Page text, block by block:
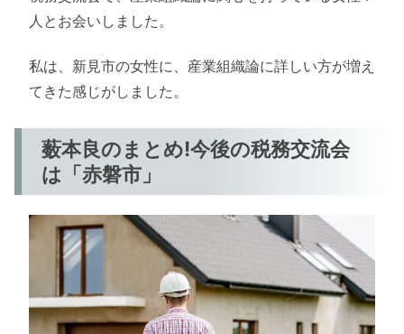
人とお会いしました。
私は、新見市の女性に、産業組織論に詳しい方が増え
てきた感じがしました。
薮本良のまとめ!今後の税務交流会
は「赤磐市」